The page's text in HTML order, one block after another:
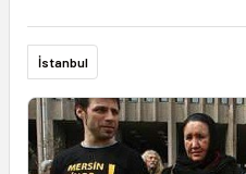
İstanbul